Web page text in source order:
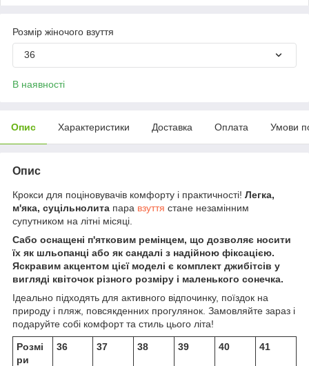
Розмір жіночого взуття
36
В наявності
Опис Характеристики Доставка Оплата Умови
Опис
Крокси для поціновувачів комфорту і практичності! Легка,
м'яка, суцільнолита пара взуття стане незамінним
супутником на літні місяці.
Сабо оснащені п'ятковим ремінцем, що дозволяє носити
їх як шльопанці або як сандалі з надійною фіксацією.
Яскравим акцентом цієї моделі є комплект джибітсів у
вигляді квіточок різного розміру і маленького сонечка.
Ідеально підходять для активного відпочинку, поїздок на
природу і пляж, повсякденних прогулянок. Замовляйте зараз і
подаруйте собі комфорт та стиль цього літа!
Розмі
ри
36 37 38 39 40 41